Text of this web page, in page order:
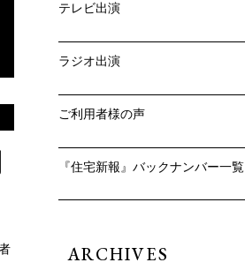
テレビ出演
ラジオ出演
ご利用者様の声
『住宅新報』バックナンバー一覧
ARCHIVES